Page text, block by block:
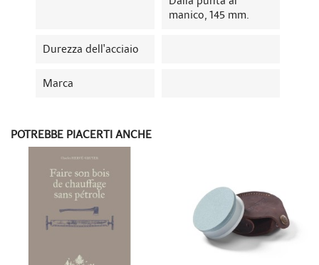
manico, 145 mm.
Durezza dell'acciaio
Marca
POTREBBE PIACERTI ANCHE